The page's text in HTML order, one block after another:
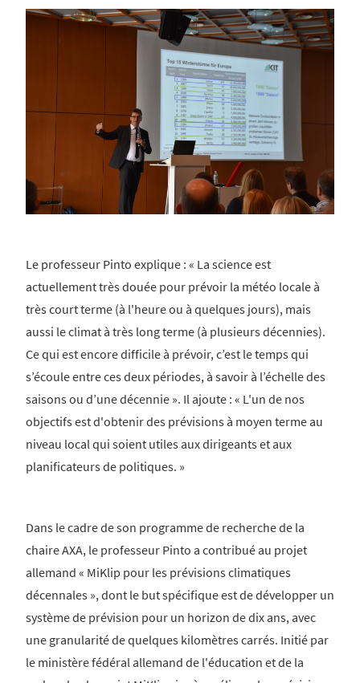
Le professeur Pinto explique : « La science est
actuellement très douée pour prévoir la météo locale à
très court terme (à l'heure ou à quelques jours), mais
aussi le climat à très long terme (à plusieurs décennies).
Ce qui est encore difficile à prévoir, c’est le temps qui
s’écoule entre ces deux périodes, à savoir à l’échelle des
saisons ou d’une décennie ». Il ajoute : « L'un de nos
objectifs est d'obtenir des prévisions à moyen terme au
niveau local qui soient utiles aux dirigeants et aux
planificateurs de politiques. »
Dans le cadre de son programme de recherche de la
chaire AXA, le professeur Pinto a contribué au projet
allemand « MiKlip pour les prévisions climatiques
décennales », dont le but spécifique est de développer un
système de prévision pour un horizon de dix ans, avec
une granularité de quelques kilomètres carrés. Initié par
le ministère fédéral allemand de l'éducation et de la